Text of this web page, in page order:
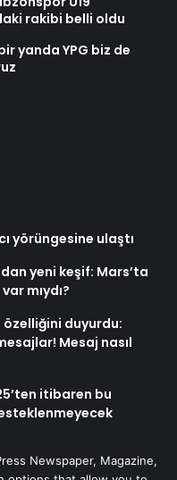
rakibi belli oldu
yanda YPG biz de
yörüngesine ulaştı
yeni keşif: Mars’ta
mıydı?
duyurdu:
Mesaj nasıl
itibaren bu
Newspaper, Magazine,